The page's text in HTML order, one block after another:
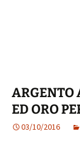
ARGENTO
ED ORO
03/10/2016